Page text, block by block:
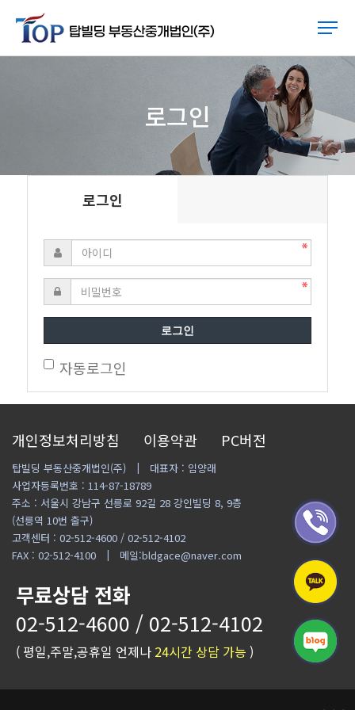
로그인
로그인
로그인
자동로그인
개인정보처리방침 이용약관 PC버전
탑빌딩 부동산중개법인(주)
대표자 : 임양래
사업자등록번호 : 114-87-18789
주소 : 서울시 강남구 선릉로 92길 28 강인빌딩 8, 9층
(선릉역 10번 출구)
고객센터 : 02-512-4600 / 02-512-4102
FAX : 02-512-4100
메일:bldgace@naver.com
무료상담 전화
02-512-4600 / 02-512-4102
( 평일,주말,공휴일 언제나 24시간 상담 가능 )